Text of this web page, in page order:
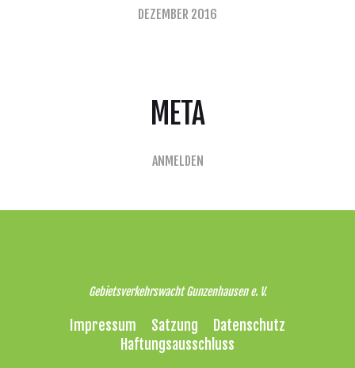
DEZEMBER 2016
META
ANMELDEN
Gebietsverkehrswacht Gunzenhausen e. V.
Impressum Satzung
Datenschutz
Haftungsausschluss